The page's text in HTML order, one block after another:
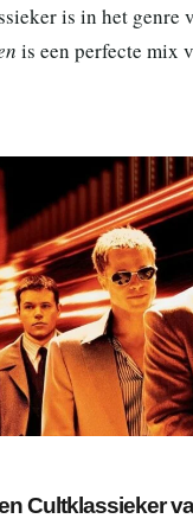
is in het genre
is een perfecte mix
Cultklassieker